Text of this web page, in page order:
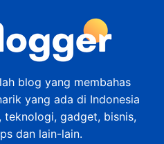
blog yang membahas
yang ada di Indonesia
teknologi, gadget, bisnis,
dan lain-lain.